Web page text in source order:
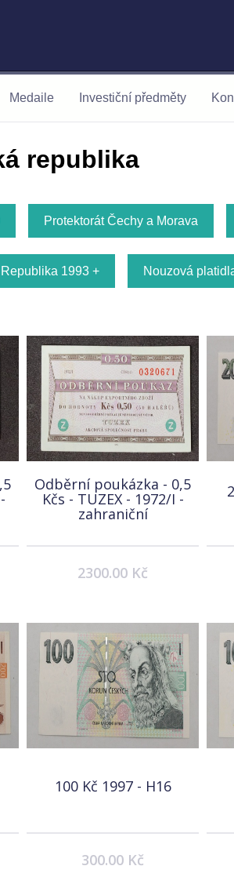
Medaile Investiční předměty
republika
Protektorát Čechy a Morava
1993 + Nouzová
Odběrní poukázka - 0,5
Kčs - TUZEX - 1972/I -
zahraniční
2300.00 Kč
100 Kč 1997 - H16
300.00 Kč